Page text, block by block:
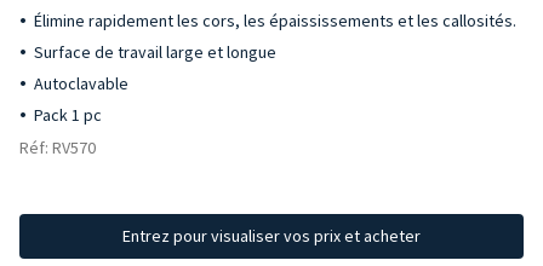
Élimine rapidement les cors, les épaississements et les callosités.
Surface de travail large et longue
Autoclavable
Pack 1 pc
Réf: RV570
Entrez pour visualiser vos prix et acheter